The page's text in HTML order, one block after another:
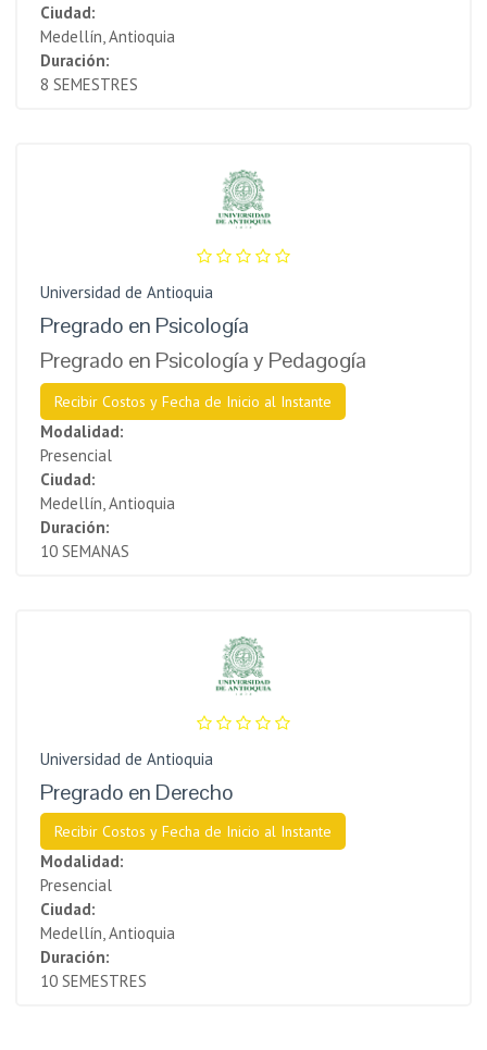
Ciudad:
Medellín, Antioquia
Duración:
8 SEMESTRES
Universidad de Antioquia
Pregrado en Psicología
Pregrado en Psicología y Pedagogía
Recibir Costos y Fecha de Inicio al Instante
Modalidad:
Presencial
Ciudad:
Medellín, Antioquia
Duración:
10 SEMANAS
Universidad de Antioquia
Pregrado en Derecho
Recibir Costos y Fecha de Inicio al Instante
Modalidad:
Presencial
Ciudad:
Medellín, Antioquia
Duración:
10 SEMESTRES